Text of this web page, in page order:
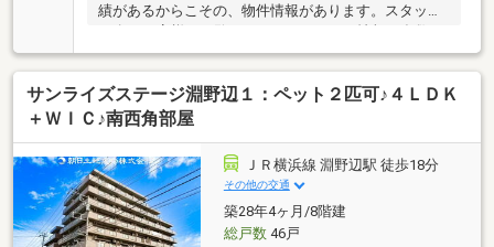
績があるからこその、物件情報があります。スタッフ
用意しております。※自己資金を使いたくない※現在、
他のローンを組んでいるけど大丈夫かな等お気軽に下
記までご連絡ください。☆フリーダイヤル：0120-12-
7417お住まい探しは朝日土地建物(株)営業7課にお任せ
い物件も多数ございます！
サンライズステージ淵野辺１：ペット２匹可♪４ＬＤＫ
＋ＷＩＣ♪南西角部屋
ＪＲ横浜線 淵野辺駅 徒歩18分
その他の交通
築28年4ヶ月/8階建
総戸数46戸